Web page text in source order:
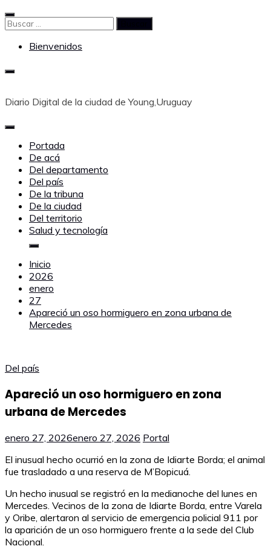
Saltar
al
Buscar:
Bienvenidos
Diario Digital de la ciudad de Young,Uruguay
Portada
De acá
Del departamento
Del país
De la tribuna
De la ciudad
Del territorio
Salud y tecnología
Inicio
2026
enero
27
Apareció un oso hormiguero en zona urbana de
Mercedes
Del país
Apareció un oso hormiguero en zona
urbana de Mercedes
enero 27, 2026enero 27, 2026 Portal
El inusual hecho ocurrió en la zona de Idiarte Borda; el animal
fue trasladado a una reserva de M’Bopicuá.
Un hecho inusual se registró en la medianoche del lunes en
Mercedes. Vecinos de la zona de Idiarte Borda, entre Varela
y Oribe, alertaron al servicio de emergencia policial 911 por
la aparición de un oso hormiguero frente a la sede del Club
Nacional.